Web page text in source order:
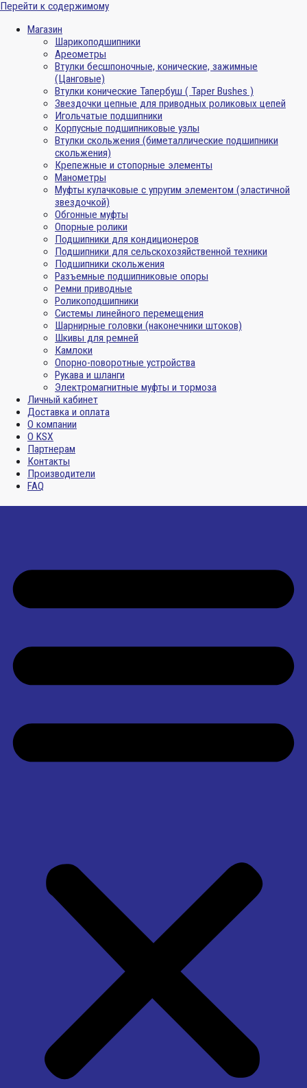
Перейти к содержимому
Магазин
Шарикоподшипники
Ареометры
Втулки бесшпоночные, конические, зажимные
(Цанговые)
Втулки конические Тапербуш ( Taper Bushes )
Звездочки цепные для приводных роликовых цепей
Игольчатые подшипники
Корпусные подшипниковые узлы
Втулки скольжения (биметаллические подшипники
скольжения)
Крепежные и стопорные элементы
Манометры
Муфты кулачковые с упругим элементом (эластичной
звездочкой)
Обгонные муфты
Опорные ролики
Подшипники для кондиционеров
Подшипники для сельскохозяйственной техники
Подшипники скольжения
Разъемные подшипниковые опоры
Ремни приводные
Роликоподшипники
Системы линейного перемещения
Шарнирные головки (наконечники штоков)
Шкивы для ремней
Камлоки
Опорно-поворотные устройства
Рукава и шланги
Электромагнитные муфты и тормоза
Личный кабинет
Доставка и оплата
О компании
О KSX
Партнерам
Контакты
Производители
FAQ